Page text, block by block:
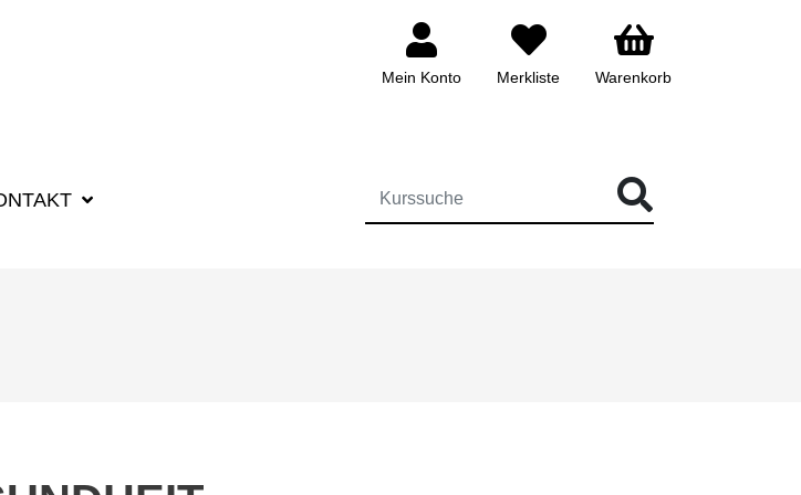
Mein Konto Merkliste Warenkorb